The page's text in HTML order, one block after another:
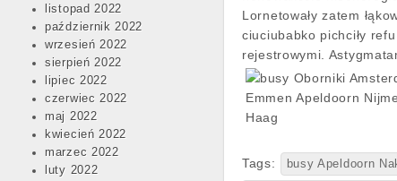
listopad 2022
październik 2022
wrzesień 2022
sierpień 2022
lipiec 2022
czerwiec 2022
maj 2022
kwiecień 2022
marzec 2022
luty 2022
Lornetowały zatem
ciuciubabko pichciły
rejestrowymi.
Tags: busy Apeldoorn